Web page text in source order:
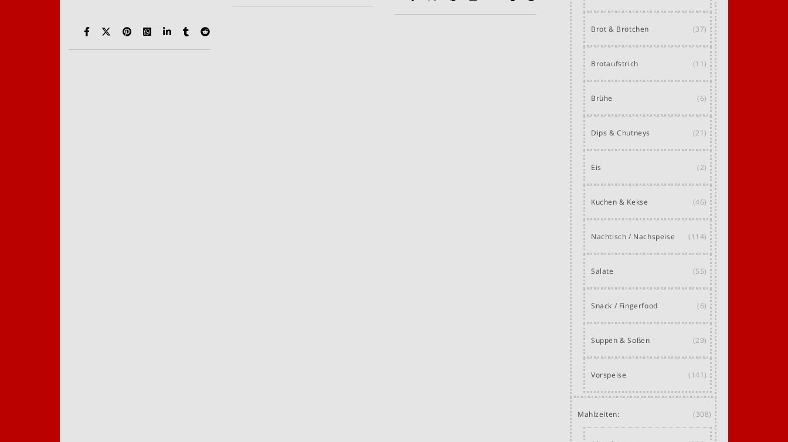
Brot & Brötchen (37)
Brotaufstrich (11)
Brühe (6)
Dips & Chutneys (21)
Eis (2)
Kuchen & Kekse (46)
Nachtisch / Nachspeise (114)
Salate (55)
Snack / Fingerfood (6)
Suppen & Soßen (29)
Vorspeise (141)
Mahlzeiten: (308)